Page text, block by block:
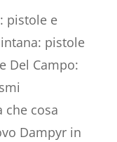
pistole e
pistole
Del Campo:
cosa
Dampyr in